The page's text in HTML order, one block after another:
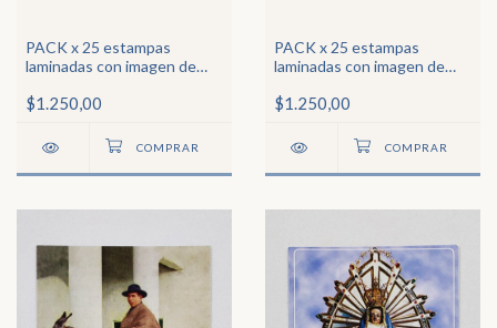
PACK x 25 estampas
laminadas con imagen de
Milagrosa
$1.250,00
PACK x 25 estampas
laminadas con imagen de
$1.250,00